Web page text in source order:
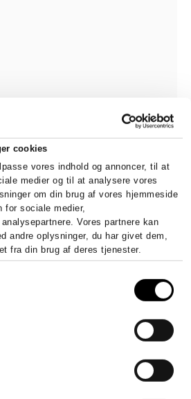
cookies
vores indhold og annoncer, til at
medier og til at analysere vores
om din brug af vores hjemmeside
for sociale medier,
Vores partnere kan
andre oplysninger, du har givet dem,
fra din brug af deres tjenester.